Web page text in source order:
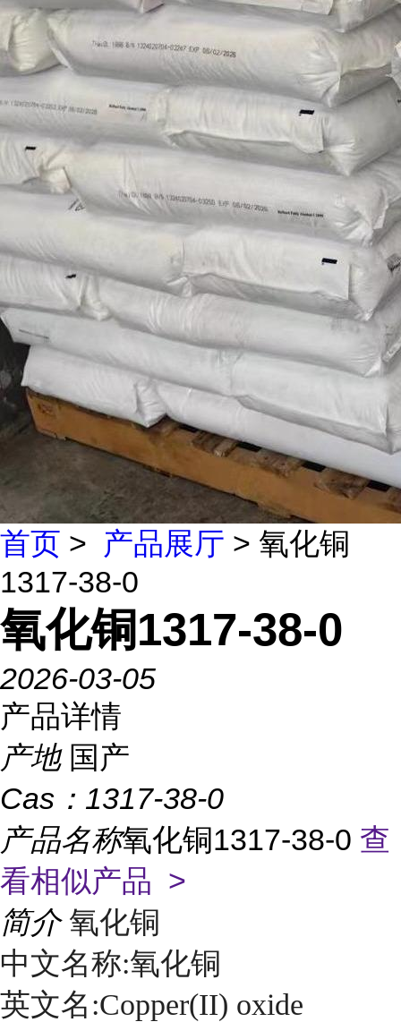
首页 > 产品展厅 > 氧化铜
1317-38-0
氧化铜1317-38-0
2026-03-05
产品详情
产地 国产
Cas： 1317-38-0
产品名称氧化铜1317-38-0 查
看相似产品 >
简介 氧化铜
中文名称:氧化铜
英文名:Copper(II) oxide